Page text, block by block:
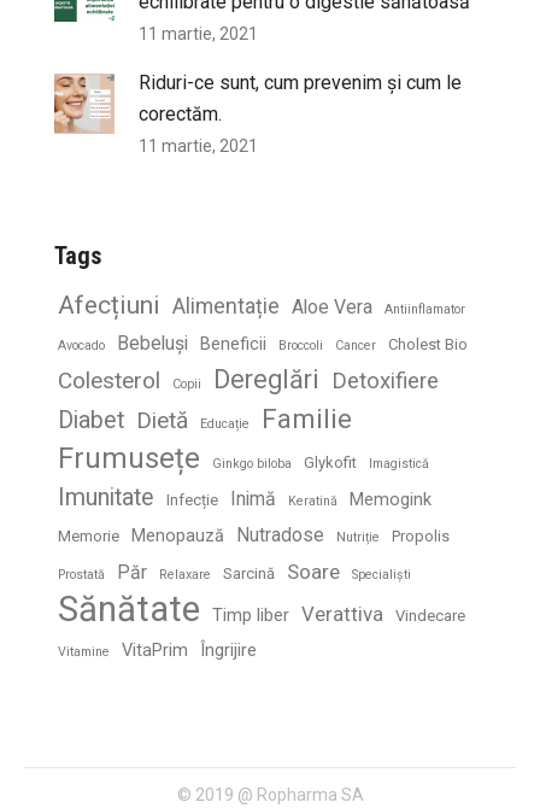
11 martie, 2021
Riduri-ce sunt, cum prevenim și cum le
corectăm.
11 martie, 2021
Tags
Afecțiuni Alimentație Aloe Vera Antiinflamator
Avocado Bebeluși Beneficii Broccoli Cancer Cholest Bio
Colesterol Copii Dereglări Detoxifiere
Diabet Dietă Educație Familie
Frumusețe Ginkgo biloba Glykofit Imagistică
Imunitate Infecție Inimă Keratină Memogink
Memorie Menopauză Nutradose Nutriție Propolis
Prostată Păr Relaxare Sarcină Soare Specialiști
Sănătate Timp liber Verattiva Vindecare
Vitamine VitaPrim Îngrijire
© 2019 @ Ropharma SA